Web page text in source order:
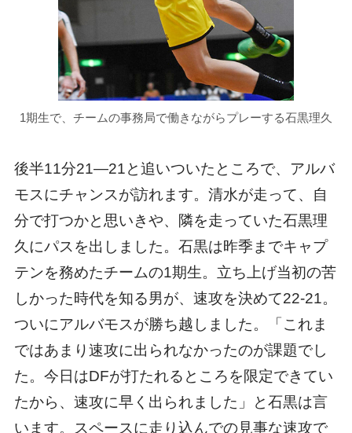
1期生で、チームの事務局で働きながらプレーする石黒理久
後半11分21―21と追いついたところで、アルバ
モスにチャンスが訪れます。清水が走って、自
分で打つかと思いきや、隣を走っていた石黒理
久にパスを出しました。石黒は昨季までキャプ
テンを務めたチームの1期生。立ち上げ当初の苦
しかった時代を知る男が、速攻を決めて22-21。
ついにアルバモスが勝ち越しました。「これま
ではあまり速攻に出られなかったのが課題でし
た。今日はDFが打たれるところを限定できてい
たから、速攻に早く出られました」と石黒は言
います。スペースに走り込んでの見事な速攻で